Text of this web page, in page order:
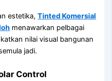
estetika,Tinted Komersial
menawarkan pelbagai
nilai visual bangunan
jadi.
Control